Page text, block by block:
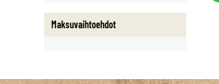
Maksuvaihtoehdot